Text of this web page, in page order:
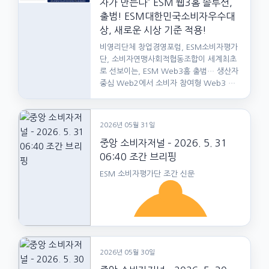
자가 만든다” ESM 웹3홈 솔루션,
출범! ESM대한민국소비자우수대
상, 새로운 시상 기준 적용!
비영리단체 창업경영포럼, ESM소비자평가
단, 소비자연맹사회적협동조합이 세계최초
로 선보이는, ESM Web3홈 출범… 생산자
중심 Web2에서 소비자 참여형 Web3 시
2026년 05월 31일
중앙 소비자저널 – 2026. 5. 31
06:40 조간 브리핑
ESM 소비자평가단 조간 신문
2026년 05월 30일